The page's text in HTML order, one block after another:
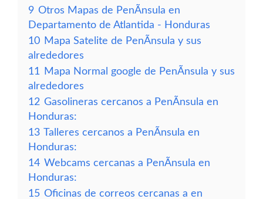
9 Otros Mapas de PenÃ­nsula en
Departamento de Atlantida - Honduras
10 Mapa Satelite de PenÃ­nsula y sus
alrededores
11
Mapa Normal google de PenÃ­nsula y sus
alrededores
12 Gasolineras cercanos a PenÃ­nsula en
Honduras:
13 Talleres cercanos a PenÃ­nsula en
Honduras:
14 Webcams cercanas a PenÃ­nsula en
Honduras:
15 Oficinas de correos cercanas a en